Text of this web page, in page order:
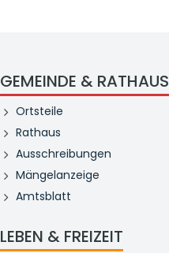
GEMEINDE & RATHAUS
Ortsteile
Rathaus
Ausschreibungen
Mängelanzeige
Amtsblatt
LEBEN & FREIZEIT